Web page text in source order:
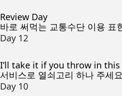
Review Day
바로 써먹는 교통수단 이용 표
Day 12
I’ll take it if you throw in this
서비스로 열쇠고리 하나 주세
Day 10